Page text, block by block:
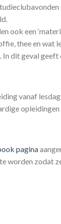
ook een
thee en wat
dit geval
vanaf
pagina
worden zodat